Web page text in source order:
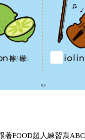
著FOOD超人練習寫ABC